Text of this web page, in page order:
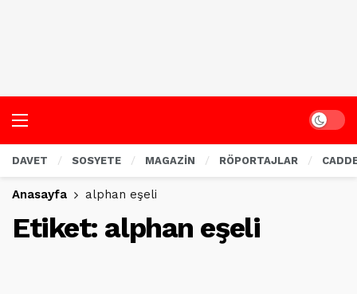
Dark
DAVET SOSYETE MAGAZİN RÖPORTAJLAR
Anasayfa alphan eşeli
Etiket: alphan eşeli